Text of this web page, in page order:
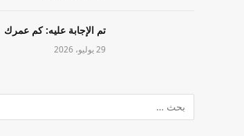
تم الإجابة عليه: كم عمرك
29 يوليو، 2026